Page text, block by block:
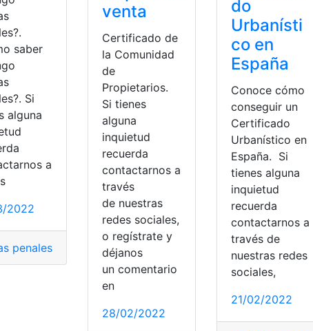
saber
Si
alguna
a
2022
penales comunidad procesos
venta
Certificado de
la Comunidad
de
Propietarios.
Si tienes
alguna
inquietud
recuerda
contactarnos a
través
de nuestras
redes sociales,
o regístrate y
déjanos
un comentario
en
28/02/2022
do
Urbanísti
co en
España
Conoce cómo
conseguir un
Certificado
Urbanístico en
España. Si
tienes alguna
inquietud
recuerda
contactarnos a
través de
nuestras redes
sociales,
21/02/2022